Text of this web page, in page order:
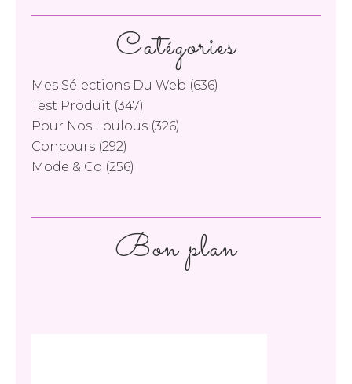
Catégories
Mes Sélections Du Web (636)
Test Produit (347)
Pour Nos Loulous (326)
Concours (292)
Mode & Co (256)
Bon plan